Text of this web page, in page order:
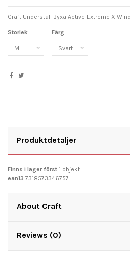
Craft Underställ Byxa Active Extreme X
Storlek Färg
Produktdetaljer
Finns i lager först 1 objekt
ean13 7318573346757
About Craft
Reviews (0)